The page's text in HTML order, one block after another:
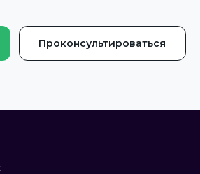
Проконсультироваться